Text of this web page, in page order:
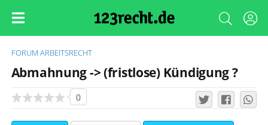
FORUM ARBEITSRECHT
Abmahnung -> (fristlose) Kündigung ?
0